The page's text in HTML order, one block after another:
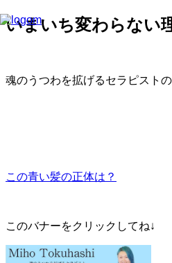
いまいち変わらない
魂のうつわを拡げるセラピスト
この青い髪の正体は？
このバナーをクリックしてね↓